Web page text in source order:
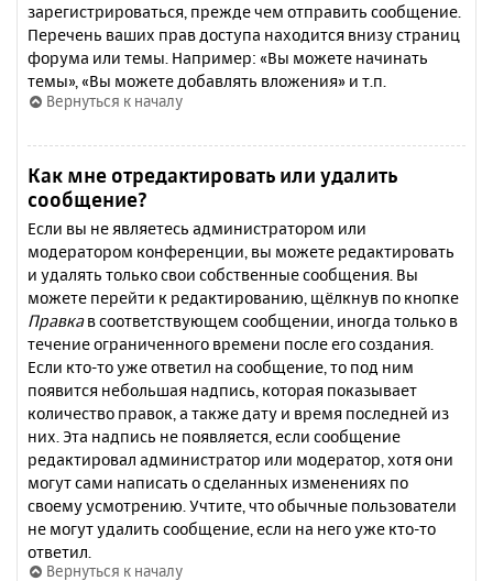
зарегистрироваться, прежде чем отправить сообщение.
Перечень ваших прав доступа находится внизу страниц
форума или темы. Например: «Вы можете начинать
темы», «Вы можете добавлять вложения» и т.п.
Вернуться к началу
Как мне отредактировать или удалить
сообщение?
Если вы не являетесь администратором или
модератором конференции, вы можете редактировать
и удалять только свои собственные сообщения. Вы
можете перейти к редактированию, щёлкнув по кнопке
Правкав соответствующем сообщении, иногда только в
течение ограниченного времени после его создания.
Если кто-то уже ответил на сообщение, то под ним
появится небольшая надпись, которая показывает
количество правок, а также дату и время последней из
них. Эта надпись не появляется, если сообщение
редактировал администратор или модератор, хотя они
могут сами написать о сделанных изменениях по
своему усмотрению. Учтите, что обычные пользователи
не могут удалить сообщение, если на него уже кто-то
ответил.
Вернуться к началу